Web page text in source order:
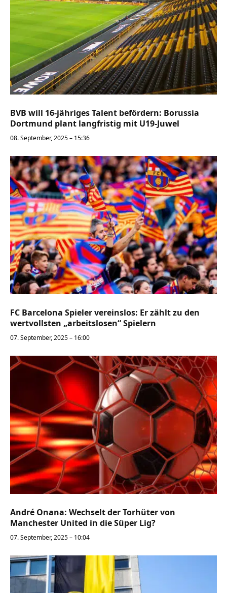
BVB will 16-jähriges Talent befördern: Borussia
Dortmund plant langfristig mit U19-Juwel
08. September, 2025 – 15:36
FC Barcelona Spieler vereinslos: Er zählt zu den
wertvollsten „arbeitslosen“ Spielern
07. September, 2025 – 16:00
André Onana: Wechselt der Torhüter von
Manchester United in die Süper Lig?
07. September, 2025 – 10:04